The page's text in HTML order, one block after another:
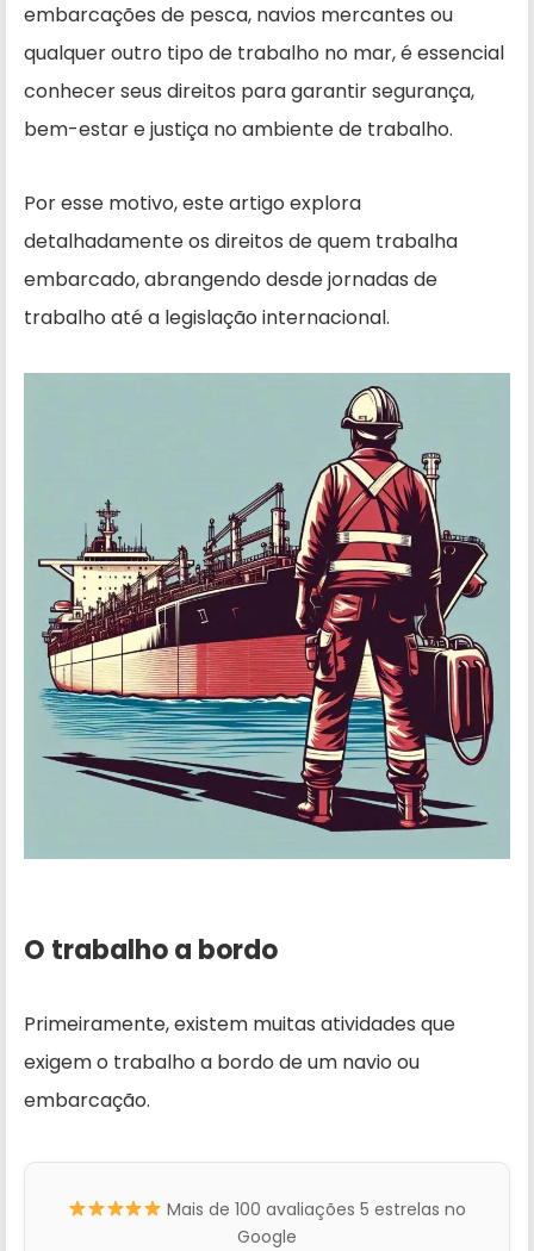
embarcações de pesca, navios mercantes ou
qualquer outro tipo de trabalho no mar, é essencial
conhecer seus direitos para garantir segurança,
bem-estar e justiça no ambiente de trabalho.
Por esse motivo, este artigo explora
detalhadamente os direitos de quem trabalha
embarcado, abrangendo desde jornadas de
trabalho até a legislação internacional.
O trabalho a bordo
Primeiramente, existem muitas atividades que
exigem o trabalho a bordo de um navio ou
embarcação.
Mais de 100 avaliações 5 estrelas no
Google